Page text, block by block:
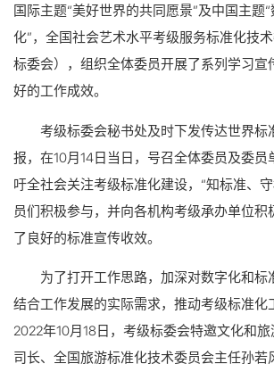
国际主题“美好世界的共同愿景”及中国主题
化”，全国社会艺术水平考级服务标准化技
标委会），组织全体委员开展了系列学习宣
好的工作成效。
考级标委会秘书处及时下发传达世界标
报，在10月14日当日，号召全体委员及委员
吁全社会关注考级标准化建设，“知标准、
员们积极参与，并向各机构考级承办单位积
了良好的标准宣传收效。
为了打开工作思路，加深对数字化和标
结合工作发展的实际需求，推动考级标准化
2022年10月18日，考级标委会特邀文化和
司长、全国旅游标准化技术委员会主任孙若